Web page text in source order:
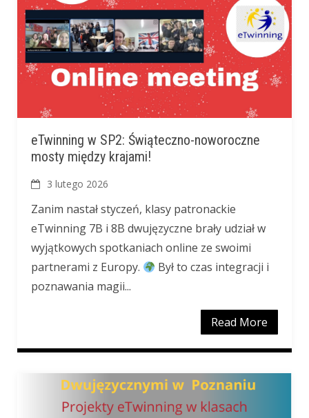
eTwinning w SP2: Świąteczno-noworoczne
mosty między krajami!
3 lutego 2026
Zanim nastał styczeń, klasy patronackie
eTwinning 7B i 8B dwujęzyczne brały udział w
wyjątkowych spotkaniach online ze swoimi
partnerami z Europy.
Był to czas integracji i
poznawania magii...
Read More